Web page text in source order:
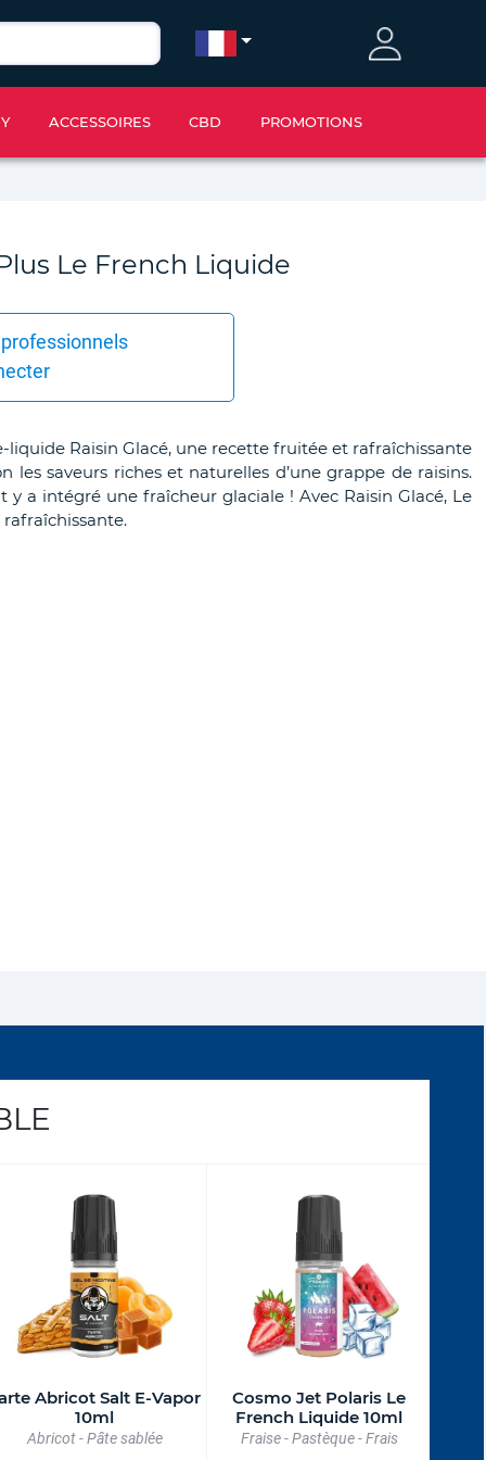
ACCESSOIRES CBD PROMOTIONS
Le French Liquide
liquide Raisin Glacé, une recette fruitée et rafraîchissante
les saveurs riches et naturelles d’une grappe de raisins.
a intégré une fraîcheur glaciale ! Avec Raisin Glacé, Le
Abricot Salt E-Vapor
10ml
Abricot - Pâte sablée
Cosmo Jet Polaris Le
French Liquide 10ml
Fraise - Pastèque - Frais